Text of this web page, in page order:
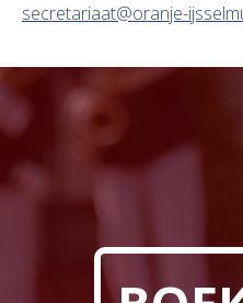
secretariaat@oranje-